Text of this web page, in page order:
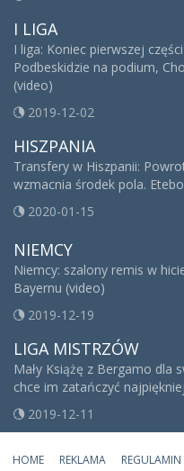
I LIGA
I liga: Koniec pierwszej
Podbeskidzie na podium,
(video)
2019-12-02
HISZPANIA
Transfery w Hiszpanii:
wzmacnia środek pola.
2020-01-15
NIEMCY
Niemcy: szalony remis w
Bayernu (video)
2019-12-19
LIGA MISTRZÓW
Mały Książę z Bergamo dla
chce im zatańczyć
2019-12-11
HOME REKLAMA REGULAMIN